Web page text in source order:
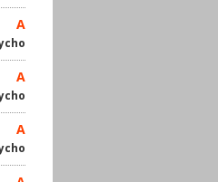
A
A
A